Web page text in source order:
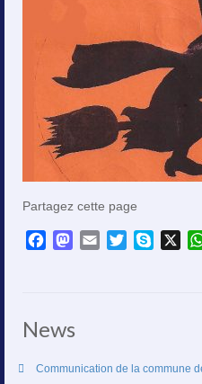
Partagez cette page
FacebookMastodon
EmailTwitterSkype
News
Communication de la commune